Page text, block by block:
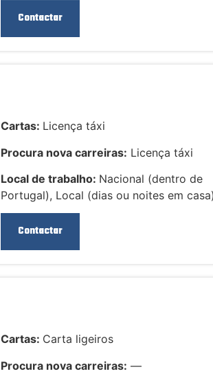
Contactar
Cartas: Licença táxi
Procura nova carreiras: Licença táxi
Local de trabalho: Nacional (dentro de
Portugal), Local (dias ou noites em casa)
Contactar
Cartas: Carta ligeiros
Procura nova carreiras: —